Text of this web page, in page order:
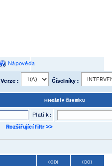
Nápověda
Verze : Číselníky :
Hledání v číselníku
Platí k :
Rozšiřující filtr >>
(OD) (DO)